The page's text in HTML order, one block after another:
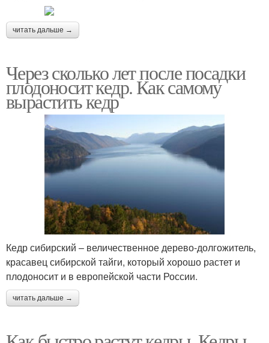
читать дальше →
Через сколько лет после посадки
плодоносит кедр. Как самому
вырастить кедр
Кедр сибирский – величественное дерево-долгожитель,
красавец сибирской тайги, который хорошо растет и
плодоносит и в европейской части России.
читать дальше →